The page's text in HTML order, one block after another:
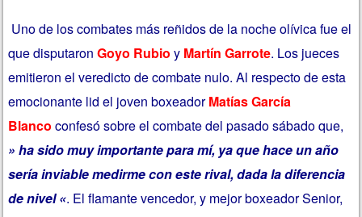
Uno de los combates más reñidos de la noche olívica fue el
que disputaronGoyo Rubio y Martín Garrote. Los jueces
emitieron el veredicto de combate nulo. Al respecto de esta
emocionante lid el joven boxeadorMatías García
Blanco confesó sobre el combate del pasado sábado que,
» ha sido muy importante para mí, ya que hace un año
sería inviable medirme con este rival, dada la diferencia
de nivel «. El flamante vencedor, y mejor boxeador Senior,